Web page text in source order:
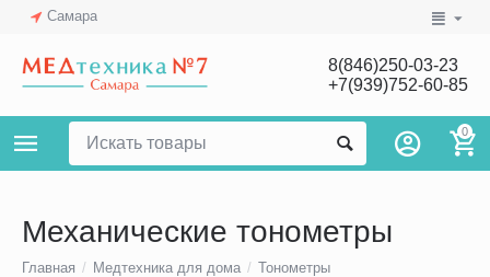
Самара
8(846)250-03-23
+7(939)752-60-85
0
Механические тонометры
Главная / Медтехника для дома / Тонометры